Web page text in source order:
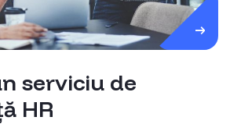
serviciu de
HR